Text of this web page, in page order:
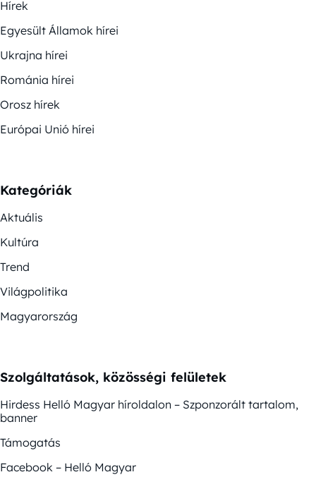
Hírek
Egyesült Államok hírei
Ukrajna hírei
Románia hírei
Orosz hírek
Európai Unió hírei
Kategóriák
Aktuális
Kultúra
Trend
Világpolitika
Magyarország
Szolgáltatások, közösségi felületek
Hirdess Helló Magyar híroldalon – Szponzorált tartalom,
banner
Támogatás
Facebook – Helló Magyar